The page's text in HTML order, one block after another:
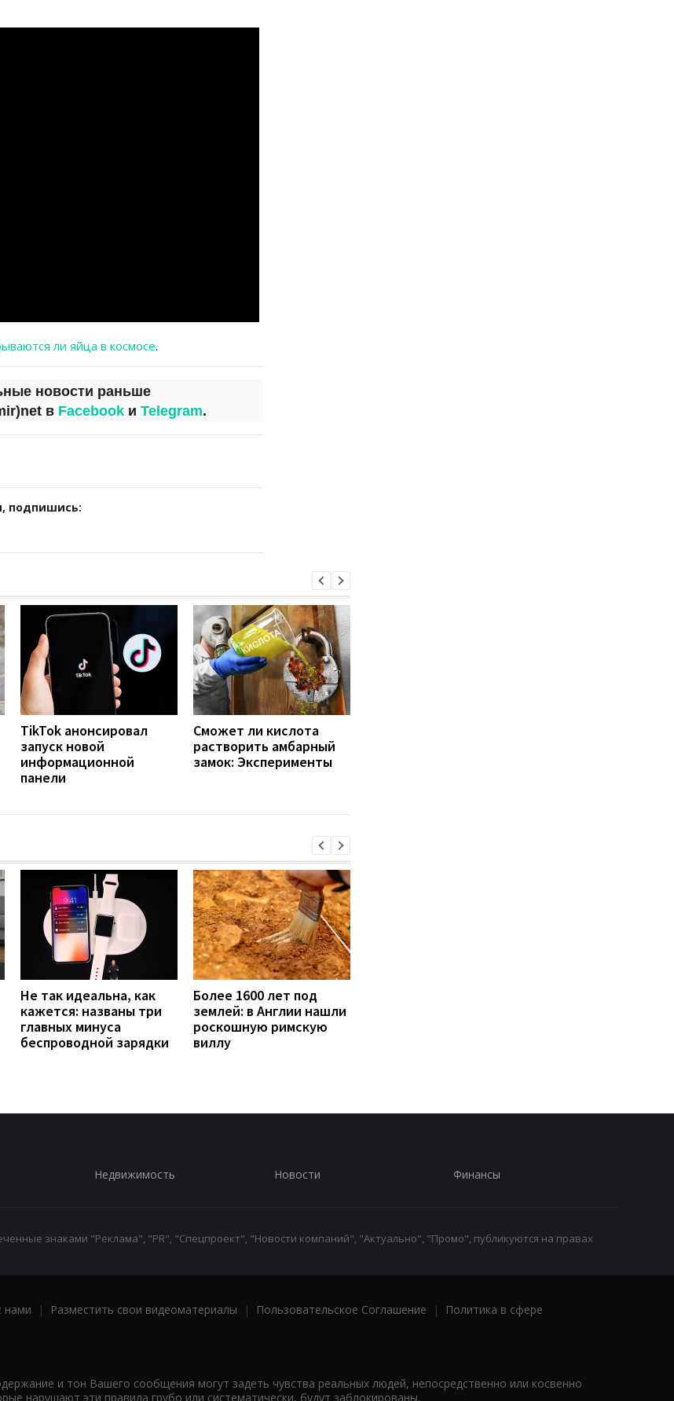
ли яйца в космосе.
новости раньше
в Facebook и Telegram.
подпишись:
TikTok анонсировал
запуск новой
информационной
панели
Сможет ли кислота
растворить амбарный
замок: Эксперименты
Не так идеальна, как
кажется: названы три
главных минуса
беспроводной зарядки
Более 1600 лет под
землей: в Англии нашли
роскошную римскую
виллу
Недвижимость Новости Финансы
знаками "Реклама", "PR", "Спецпроект", "Новости компаний", "Актуально", "Промо", публикуются на правах
нами | Разместить свои видеоматериалы | Пользовательское Соглашение |
Политика в сфере
и тон Вашего сообщения могут задеть чувства реальных людей, непосредственно или косвенно
нарушают эти правила грубо или систематически, будут заблокированы.